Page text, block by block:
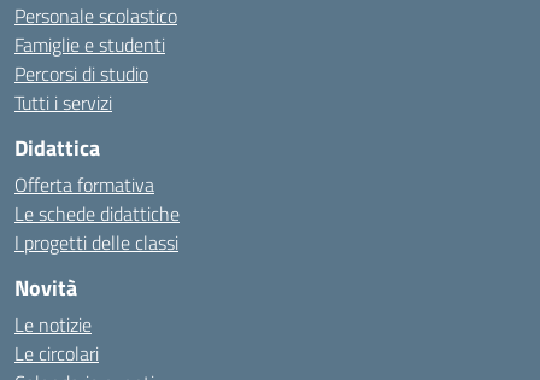
Personale scolastico
Famiglie e studenti
Percorsi di studio
Tutti i servizi
Didattica
Offerta formativa
Le schede didattiche
I progetti delle classi
Novità
Le notizie
Le circolari